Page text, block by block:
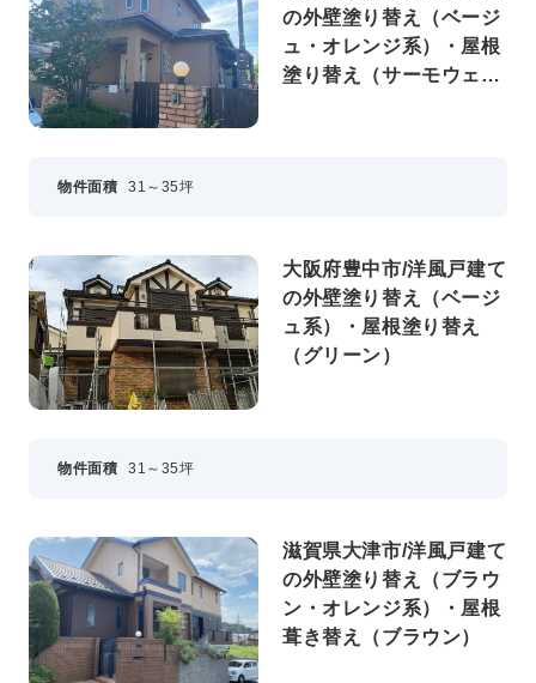
の外壁塗り替え（ベージ
ュ・オレンジ系）・屋根
塗り替え（サーモウェザ
物件面積 31～35坪
大阪府豊中市/洋風戸建て
の外壁塗り替え（ベージ
ュ系）・屋根塗り替え
（グリーン）
物件面積 31～35坪
滋賀県大津市/洋風戸建て
の外壁塗り替え（ブラウ
ン・オレンジ系）・屋根
葺き替え（ブラウン）